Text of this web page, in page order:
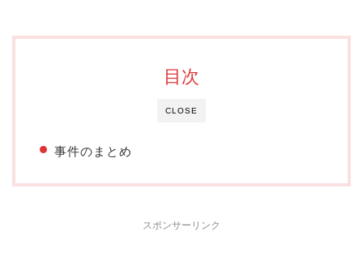
CLOSE
目次
事件のまとめ
スポンサーリンク